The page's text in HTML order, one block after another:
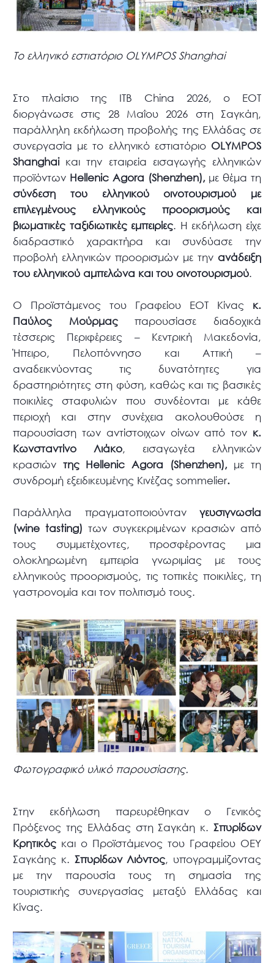
Tο ελληνικό εστιατόριο OLYMPOS Shanghai
Στο πλαίσιο της ITB China 2026, ο ΕΟΤ
διοργάνωσε στις 28 Μαΐου 2026 στη Σαγκάη,
παράλληλη εκδήλωση προβολής της Ελλάδας σε
συνεργασία με το ελληνικό εστιατόριο OLYMPOS
Shanghaiκαι την εταιρεία εισαγωγής ελληνικών
προϊόντων Hellenic Agora (Shenzhen),με θέμα τη
σύνδεση του ελληνικού οινοτουρισμού με
επιλεγμένους ελληνικούς προορισμούς και
βιωματικές ταξιδιωτικές εμπειρίες. Η εκδήλωση είχε
διαδραστικό χαρακτήρα και συνδύασε την
προβολή ελληνικών προορισμών με την ανάδειξη
του ελληνικού αμπελώνα και του οινοτουρισμού.
Ο Προϊστάμενος του Γραφείου ΕΟΤ Κίνας κ.
Παύλος Μούρμαςπαρουσίασε διαδοχικά
τέσσερις Περιφέρειες – Κεντρική Μακεδονία,
Ήπειρο, Πελοπόννησο και Αττική –
αναδεικνύοντας τις δυνατότητες για
δραστηριότητες στη φύση, καθώς και τις βασικές
ποικιλίες σταφυλιών που συνδέονται με κάθε
περιοχή και στην συνέχεια ακολουθούσε η
παρουσίαση των αντίστοιχων οίνων από τον κ.
Κωνσταντίνο Λιάκο, εισαγωγέα ελληνικών
κρασιών της Hellenic Agora (Shenzhen), με τη
συνδρομή εξειδικευμένης Κινέζας sommelier.
Παράλληλα πραγματοποιούνταν γευσιγνωσία
(wine tasting) των συγκεκριμένων κρασιών από
τους συμμετέχοντες, προσφέροντας μια
ολοκληρωμένη εμπειρία γνωριμίας με τους
ελληνικούς προορισμούς, τις τοπικές ποικιλίες, τη
γαστρονομία και τον πολιτισμό τους.
Φωτογραφικό υλικό παρουσίασης.
Στην εκδήλωση παρευρέθηκαν ο Γενικός
Πρόξενος της Ελλάδας στη Σαγκάη κ. Σπυρίδων
Κρητικός και ο Προϊστάμενος του Γραφείου ΟΕΥ
Σαγκάης κ. Σπυρίδων Λιόντος, υπογραμμίζοντας
με την παρουσία τους τη σημασία της
τουριστικής συνεργασίας μεταξύ Ελλάδας και
Κίνας.